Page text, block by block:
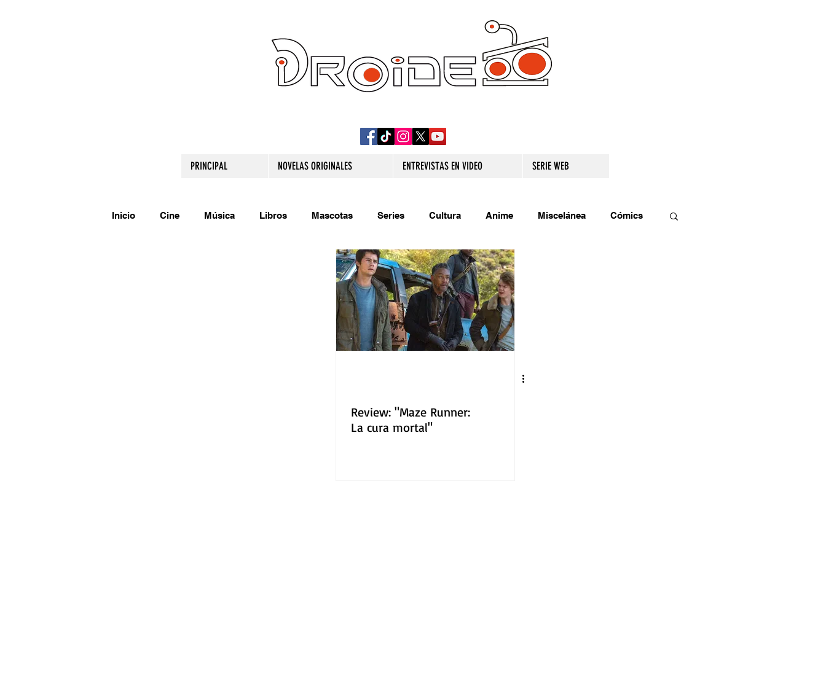
PRINCIPAL NOVELAS ORIGINALES ENTREVISTAS EN VIDEO SERIE WEB
Inicio Cine Música Libros Mascotas Series Cultura Anime Miscelánea Cómics
Extra Relatos Trivias Videojuegos
Review: "Maze Runner:
La cura mortal"